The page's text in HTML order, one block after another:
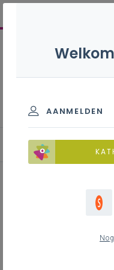
Bijlezen: inspiratieblog
AANMELDEN